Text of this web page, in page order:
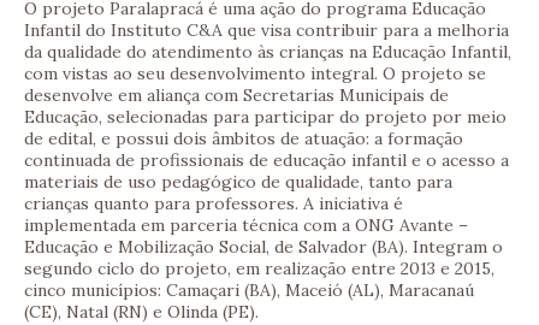
O projeto Paralapracá é uma ação do programa Educação
Infantil do Instituto C&A que visa contribuir para a melhoria
da qualidade do atendimento às crianças na Educação Infantil,
com vistas ao seu desenvolvimento integral. O projeto se
desenvolve em aliança com Secretarias Municipais de
Educação, selecionadas para participar do projeto por meio
de edital, e possui dois âmbitos de atuação: a formação
continuada de profissionais de educação infantil e o acesso a
materiais de uso pedagógico de qualidade, tanto para
crianças quanto para professores. A iniciativa é
implementada em parceria técnica com a ONG Avante –
Educação e Mobilização Social, de Salvador (BA). Integram o
segundo ciclo do projeto, em realização entre 2013 e 2015,
cinco municípios: Camaçari (BA), Maceió (AL), Maracanaú
(CE), Natal (RN) e Olinda (PE).